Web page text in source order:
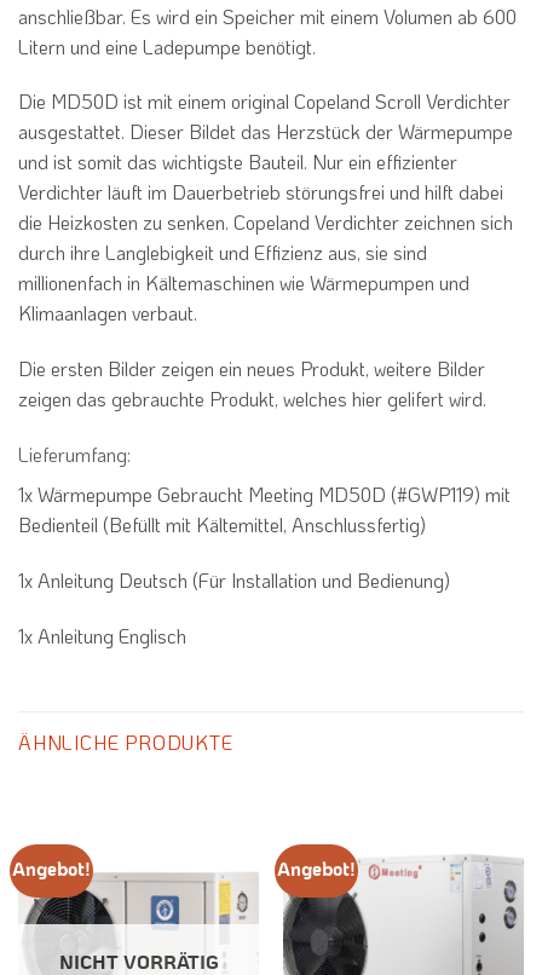
anschließbar. Es wird ein Speicher mit einem Volumen ab 600
Litern und eine Ladepumpe benötigt.
Die MD50D ist mit einem original Copeland Scroll Verdichter
ausgestattet. Dieser Bildet das Herzstück der Wärmepumpe
und ist somit das wichtigste Bauteil. Nur ein effizienter
Verdichter läuft im Dauerbetrieb störungsfrei und hilft dabei
die Heizkosten zu senken. Copeland Verdichter zeichnen sich
durch ihre Langlebigkeit und Effizienz aus, sie sind
millionenfach in Kältemaschinen wie Wärmepumpen und
Klimaanlagen verbaut.
Die ersten Bilder zeigen ein neues Produkt, weitere Bilder
zeigen das gebrauchte Produkt, welches hier gelifert wird.
Lieferumfang:
1x Wärmepumpe Gebraucht Meeting MD50D (#GWP119) mit
Bedienteil (Befüllt mit Kältemittel, Anschlussfertig)
1x Anleitung Deutsch (Für Installation und Bedienung)
1x Anleitung Englisch
ÄHNLICHE PRODUKTE
Angebot!
NICHT VORRÄTIG
Angebot!